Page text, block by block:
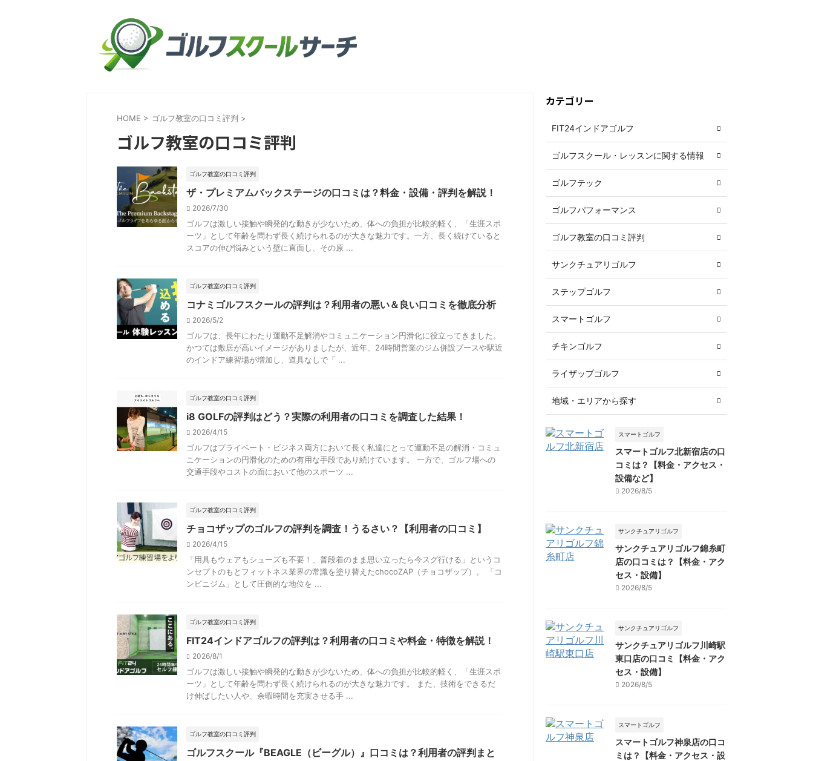
HOME > ゴルフ教室の口コミ評判 >
ゴルフ教室の口コミ評判
ゴルフ教室の口コミ評判
ザ・プレミアムバックステージの口コミは？料金・設備・評判を解説！
2026/7/30
ゴルフは激しい接触や瞬発的な動きが少ないため、体への負担が比較的軽く、「生涯スポ
ーツ」として年齢を問わず長く続けられるのが大きな魅力です。一方、長く続けていると
スコアの伸び悩みという壁に直面し、その原 ...
ゴルフ教室の口コミ評判
コナミゴルフスクールの評判は？利用者の悪い＆良い口コミを徹底分析
2026/5/2
ゴルフは、長年にわたり運動不足解消やコミュニケーション円滑化に役立ってきました。
かつては敷居が高いイメージがありましたが、近年、24時間営業のジム併設ブースや駅近
のインドア練習場が増加し、道具なしで「 ...
ゴルフ教室の口コミ評判
i8 GOLFの評判はどう？実際の利用者の口コミを調査した結果！
2026/4/15
ゴルフはプライベート・ビジネス両方において長く私達にとって運動不足の解消・コミュ
ニケーションの円滑化のための有用な手段であり続けています。 一方で、ゴルフ場への
交通手段やコストの面において他のスポーツ ...
ゴルフ教室の口コミ評判
チョコザップのゴルフの評判を調査！うるさい？【利用者の口コミ】
2026/4/15
「用具もウェアもシューズも不要！、普段着のまま思い立ったら今スグ行ける」というコ
ンセプトのもとフィットネス業界の常識を塗り替えたchocoZAP（チョコザップ）。 「コ
ンビニジム」として圧倒的な地位を ...
ゴルフ教室の口コミ評判
FIT24インドアゴルフの評判は？利用者の口コミや料金・特徴を解説！
2026/8/1
ゴルフは激しい接触や瞬発的な動きが少ないため、体への負担が比較的軽く、「生涯スポ
ーツ」として年齢を問わず長く続けられるのが大きな魅力です。 また、技術をできるだ
け伸ばしたい人や、余暇時間を充実させる手 ...
ゴルフ教室の口コミ評判
ゴルフスクール『BEAGLE（ビーグル）』口コミは？利用者の評判まと
カテゴリー
FIT24インドアゴルフ
ゴルフスクール・レッスンに関する情報
ゴルフテック
ゴルフパフォーマンス
ゴルフ教室の口コミ評判
サンクチュアリゴルフ
ステップゴルフ
スマートゴルフ
チキンゴルフ
ライザップゴルフ
地域・エリアから探す
スマートゴルフ
スマートゴルフ北新宿店の口
コミは？【料金・アクセス・
設備など】
2026/8/5
サンクチュアリゴルフ
サンクチュアリゴルフ錦糸町
店の口コミは？【料金・アク
セス・設備】
2026/8/5
サンクチュアリゴルフ
サンクチュアリゴルフ川崎駅
東口店の口コミ【料金・アク
セス・設備】
2026/8/5
スマートゴルフ
スマートゴルフ神泉店の口コ
ミは？【料金・アクセス・設